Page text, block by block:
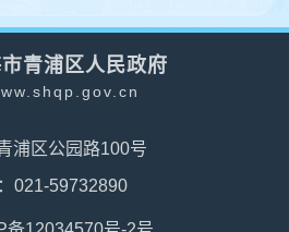
青浦区人民政府
浦区公园路100号
021-59732890